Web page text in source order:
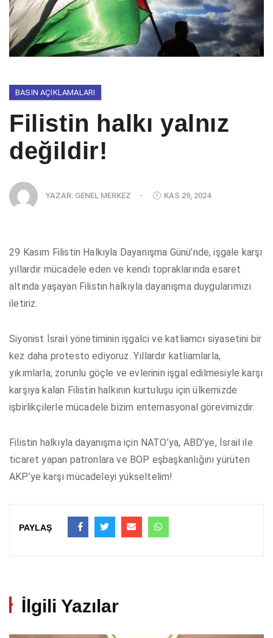
BASIN AÇIKLAMALARI
Filistin halkı yalnız
değildir!
YAZAR: GENEL MERKEZ - KAS 29, 2024
29 Kasım Filistin Halkıyla Dayanışma Günü’nde, işgale karşı
yıllardır mücadele eden ve kendi topraklarında esaret
altında yaşayan Filistin halkıyla dayanışma duygularımızı
iletiriz.
Siyonist İsrail yönetiminin işgalci ve katliamcı siyasetini bir
kez daha protesto ediyoruz. Yıllardır katliamlarla,
yıkımlarla, zorunlu göçle ve evlerinin işgal edilmesiyle karşı
karşıya kalan Filistin halkının kurtuluşu için ülkemizde
işbirlikçilerle mücadele bizim enternasyonal görevimizdir.
Filistin halkıyla dayanışma için NATO’ya, ABD’ye, İsrail ile
ticaret yapan patronlara ve BOP eşbaşkanlığını yürüten
AKP’ye karşı mücadeleyi yükseltelim!
PAYLAŞ
İlgili Yazılar